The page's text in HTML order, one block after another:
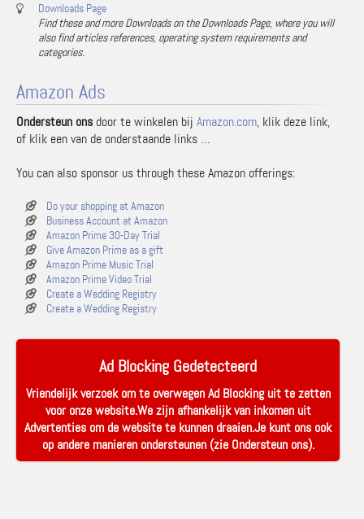
Downloads Page
Find these and more Downloads on the Downloads Page, where you will
also find articles references, operating system requirements and
categories.
Amazon Ads
Ondersteun ons door te winkelen bij Amazon.com, klik deze link,
of klik een van de onderstaande links …
You can also sponsor us through these Amazon offerings:
Do your shopping at Amazon
Business Account at Amazon
Amazon Prime 30-Day Trial
Give Amazon Prime as a gift
Amazon Prime Music Trial
Amazon Prime Video Trial
Create a Wedding Registry
Create a Wedding Registry
Ad Blocking Gedetecteerd
Vriendelijk verzoek om te overwegen Ad Blocking uit te zetten
voor onze website.We zijn afhankelijk van inkomen uit
Advertenties om de website te kunnen draaien.Je kunt ons ook
op andere manieren ondersteunen (zie Ondersteun ons).